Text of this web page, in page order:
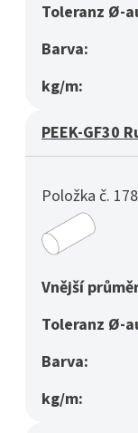
Toleranz Ø-
Barva:
kg/m:
PEEK-GF30
Položka č.
Vnější
Toleranz Ø-
Barva:
kg/m: